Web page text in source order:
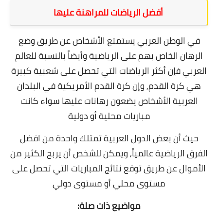
أفضل الرياضات للمراهنة عليها
في الوطن العربي يستمتع الأشخاص عن طريق وضع
الرهان الخاص بهم على الرياضية وأيضاً بالنسبة للعالم
العربي فإن أكثر الرياضات التي تحصل على شعبية كبيرة
هي كرة القدم, وإنكرة القدم الأمريكية في البلدان
العربية الأشخاص يضعون رهانات عليها سواء كانت
مباريات محلية أو دولية
حيث أن بعض الدول العربية تمتلك واحدة من افضل
الفرق الرياضية عالمياً, ويمكن للشخص أن يربح الكثير من
الأموال عن طريق توقع نتائج المباريات التي تحصل على
مستوى محلي أو مستوى دولي
مواضيع ذات صلة: